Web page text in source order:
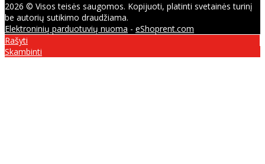
2026 © Visos teisės saugomos. Kopijuoti, platinti svetainės turinį
be autorių sutikimo draudžiama.
Elektroninių parduotuvių nuoma - eShoprent.com
Rašyti
Skambinti